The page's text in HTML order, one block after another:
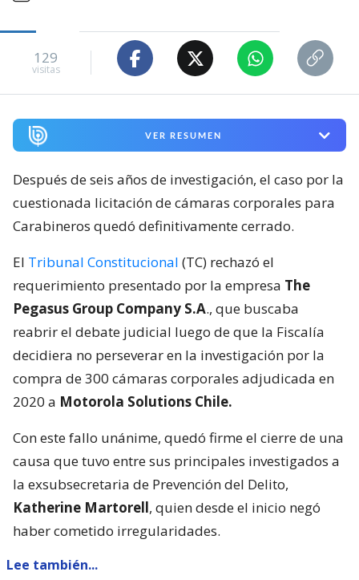
129
visitas
VER RESUMEN
Después de seis años de investigación, el caso por la
cuestionada licitación de cámaras corporales para
Carabineros quedó definitivamente cerrado.
El Tribunal Constitucional (TC) rechazó el
requerimiento presentado por la empresa The
Pegasus Group Company S.A., que buscaba
reabrir el debate judicial luego de que la Fiscalía
decidiera no perseverar en la investigación por la
compra de 300 cámaras corporales adjudicada en
2020 a Motorola Solutions Chile.
Con este fallo unánime, quedó firme el cierre de una
causa que tuvo entre sus principales investigados a
la exsubsecretaria de Prevención del Delito,
Katherine Martorell, quien desde el inicio negó
haber cometido irregularidades.
Lee también...